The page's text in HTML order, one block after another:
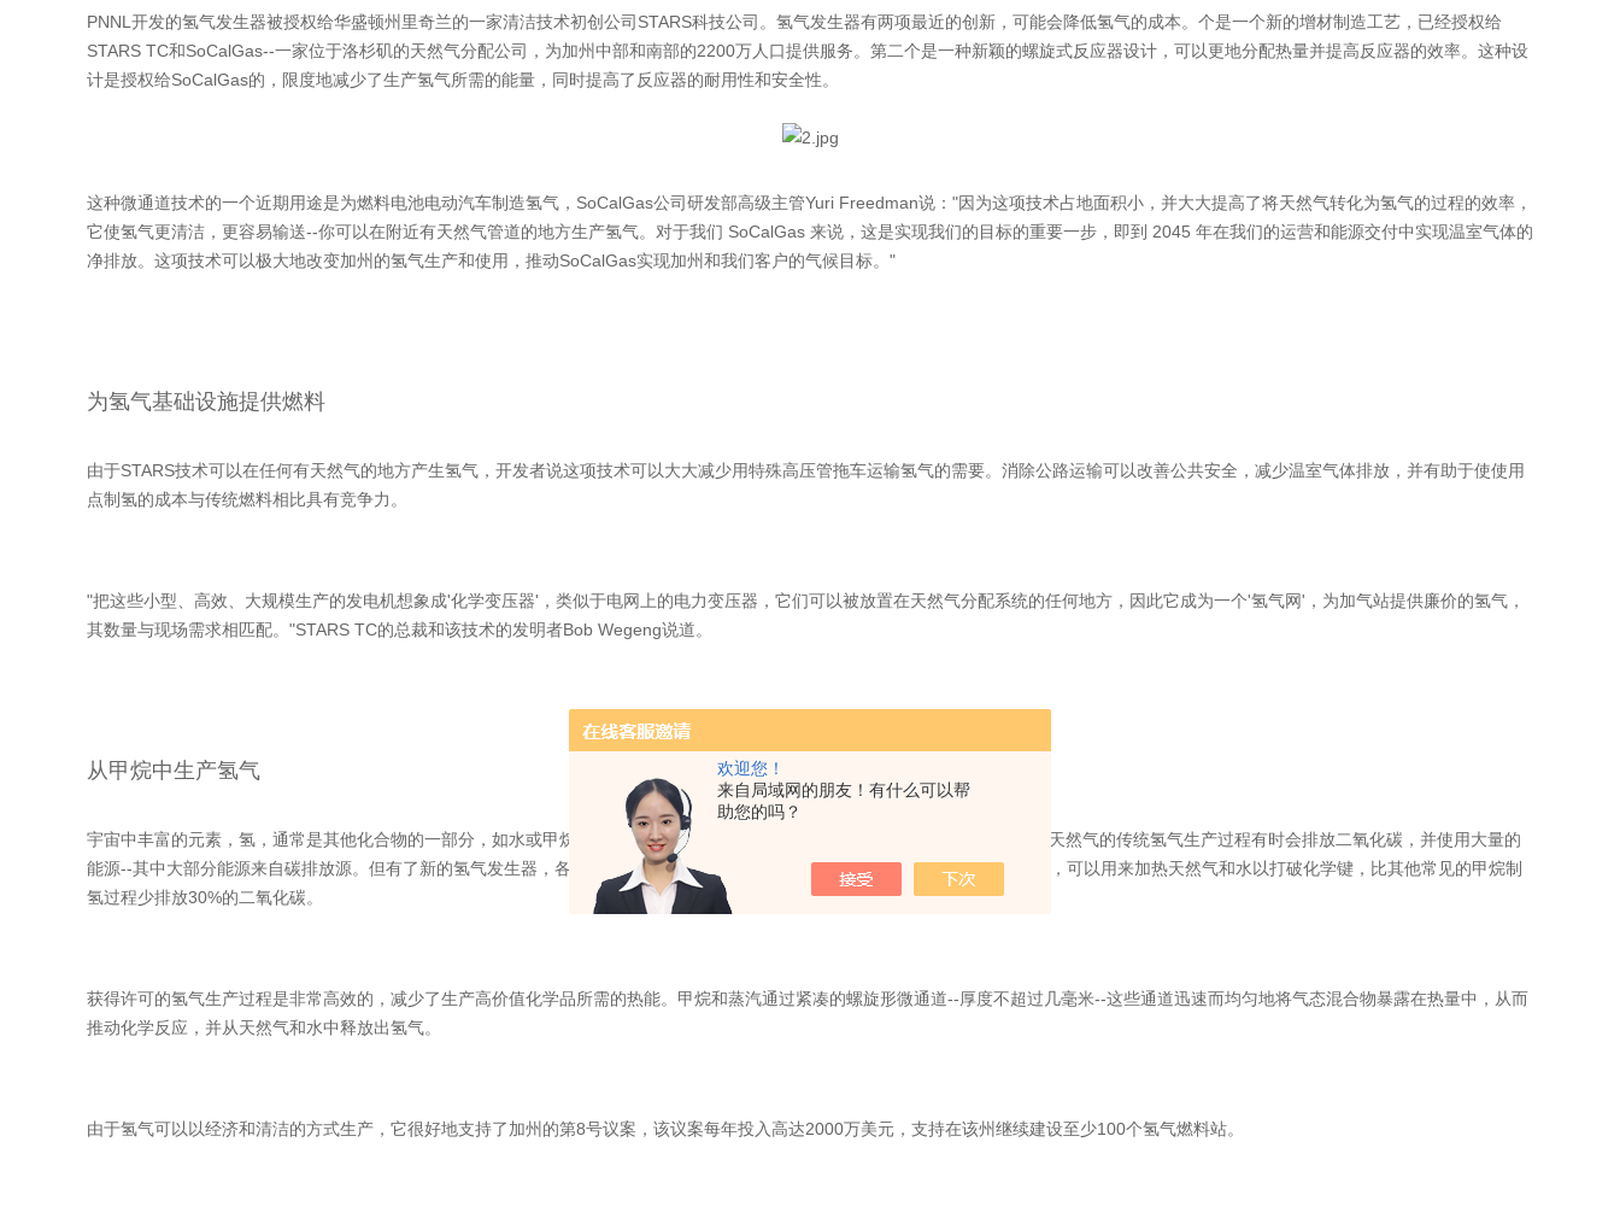
欢迎您！
来自局域网的朋友！有什么可以帮
助您的吗？
PNNL开发的氢气发生器被授权给华盛顿州里奇兰的一家清洁技术初创公司STARS科技公司。氢气发生器有两项最近的创新，可能会降低氢气的成本。个是一个新的增材制造工艺，已经授权给
STARS TC和SoCalGas--一家位于洛杉矶的天然气分配公司，为加州中部和南部的2200万人口提供服务。第二个是一种新颖的螺旋式反应器设计，可以更地分配热量并提高反应器的效率。这种设
计是授权给SoCalGas的，限度地减少了生产氢气所需的能量，同时提高了反应器的耐用性和安全性。
这种微通道技术的一个近期用途是为燃料电池电动汽车制造氢气，SoCalGas公司研发部高级主管Yuri Freedman说："因为这项技术占地面积小，并大大提高了将天然气转化为氢气的过程的效率，
它使氢气更清洁，更容易输送--你可以在附近有天然气管道的地方生产氢气。对于我们 SoCalGas 来说，这是实现我们的目标的重要一步，即到 2045 年在我们的运营和能源交付中实现温室气体的
净排放。这项技术可以极大地改变加州的氢气生产和使用，推动SoCalGas实现加州和我们客户的气候目标。"
为氢气基础设施提供燃料
由于STARS技术可以在任何有天然气的地方产生氢气，开发者说这项技术可以大大减少用特殊高压管拖车运输氢气的需要。消除公路运输可以改善公共安全，减少温室气体排放，并有助于使使用
点制氢的成本与传统燃料相比具有竞争力。
"把这些小型、高效、大规模生产的发电机想象成'化学变压器'，类似于电网上的电力变压器，它们可以被放置在天然气分配系统的任何地方，因此它成为一个'氢气网'，为加气站提供廉价的氢气，
其数量与现场需求相匹配。"STARS TC的总裁和该技术的发明者Bob Wegeng说道。
从甲烷中生产氢气
宇宙中丰富的元素，氢，通常是其他化合物的一部分，如水或甲烷。天然气主要由甲烷组成，是自然界有效的氢气载体之一。使用天然气的传统氢气生产过程有时会排放二氧化碳，并使用大量的
能源--其中大部分能源来自碳排放源。但有了新的氢气发生器，各种更有效的加热方法，包括集中太阳热和感应式太阳能-电力加热，可以用来加热天然气和水以打破化学键，比其他常见的甲烷制
氢过程少排放30%的二氧化碳。
获得许可的氢气生产过程是非常高效的，减少了生产高价值化学品所需的热能。甲烷和蒸汽通过紧凑的螺旋形微通道--厚度不超过几毫米--这些通道迅速而均匀地将气态混合物暴露在热量中，从而
推动化学反应，并从天然气和水中释放出氢气。
由于氢气可以以经济和清洁的方式生产，它很好地支持了加州的第8号议案，该议案每年投入高达2000万美元，支持在该州继续建设至少100个氢气燃料站。